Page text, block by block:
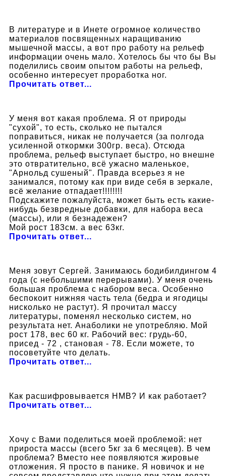
В литературе и в Инете огромное количество
материалов посвященных наращиванию
мышечной массы, а вот про работу на рельеф
информации очень мало. Хотелось бы что бы Вы
поделились своим опытом работы на рельеф,
особенно интересует проработка ног.
Прочитать ответ...
У меня вот какая проблема. Я от природы
"сухой", то есть, сколько не пытался
поправиться, никак не получается (за полгода
усиленной откормки 300гр. веса). Отсюда
проблема, рельеф выступает быстро, но внешне
это отвратительно, всё ужасно маленькое,
"Арнольд сушеный". Правда всерьез я не
занимался, потому как при виде себя в зеркале,
всё желание отпадает!!!!!!!!
Подскажите пожалуйста, может быть есть какие-
нибудь безвредные добавки, для набора веса
(массы), или я безнадежен?
Мой рост 183см. а вес 63кг.
Прочитать ответ...
Меня зовут Сергей. Занимаюсь бодибилдингом 4
года (с небольшими перерывами). У меня очень
большая проблема с набором веса. Особенно
беспокоит нижняя часть тела (бедра и ягодицы
нисколько не растут). Я прочитал массу
литературы, поменял несколько систем, но
результата нет. Анаболики не употребляю. Мой
рост 178, вес 60 кг. Рабочий вес: грудь-60,
присед - 72 , становая - 78. Если можете, то
посоветуйте что делать.
Прочитать ответ...
Как расшифровывается HMB? И как работает?
Прочитать ответ...
Хочу с Вами поделиться моей проблемой: нет
прироста массы (всего 5кг за 6 месяцев). В чем
проблема? Вместо нее появляются жировые
отложения. Я просто в панике. Я новичок и не